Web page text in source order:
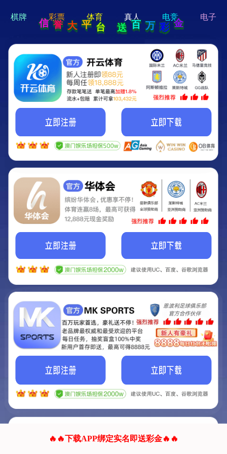
hi 💗
Hey Guys!
我们即将上线啦...
我们的网站正在建设.
它将是非常棒的网站.
联系我们!